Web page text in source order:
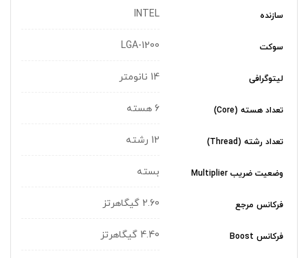
سازنده INTEL
سوکت LGA-1200
لیتوگرافی 14 نانومتر
تعداد هسته (Core) 6 هسته
تعداد رشته (Thread) 12 رشته
وضعیت ضریب Multiplier بسته
فرکانس مرجع 2.60 گیگاهرتز
فرکانس Boost 4.40 گیگاهرتز